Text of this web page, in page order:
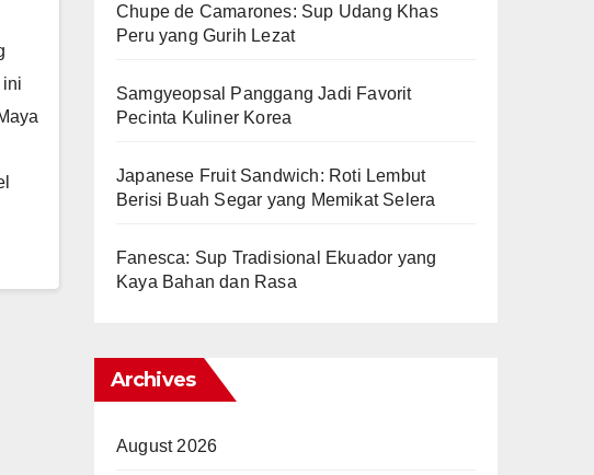
ini
Chupe de Camarones: Sup Udang Khas
Peru yang Gurih Lezat
Samgyeopsal Panggang Jadi Favorit
Pecinta Kuliner Korea
Japanese Fruit Sandwich: Roti Lembut
Berisi Buah Segar yang Memikat Selera
Fanesca: Sup Tradisional Ekuador yang
Kaya Bahan dan Rasa
Archives
August 2026